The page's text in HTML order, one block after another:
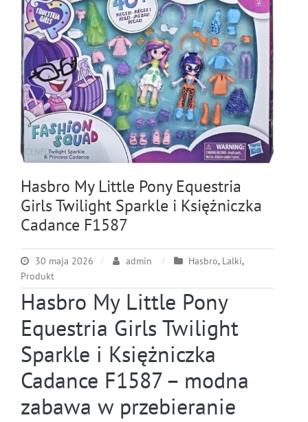
Hasbro My Little Pony Equestria
Girls Twilight Sparkle i Księżniczka
Cadance F1587
30 maja 2026 admin Hasbro, Lalki,
Produkt
Hasbro My Little Pony
Equestria Girls Twilight
Sparkle i Księżniczka
Cadance F1587 – modna
zabawa w przebieranie